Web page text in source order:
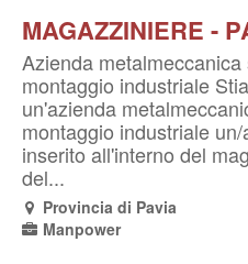
MAGAZZINIERE -
Azienda
montaggio industriale
un'azienda
montaggio industriale
inserito all'interno del
del...
Provincia di Pavia
Manpower